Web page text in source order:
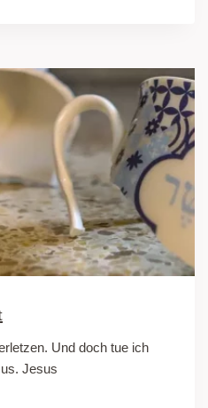
Und doch tue ich
Jesus